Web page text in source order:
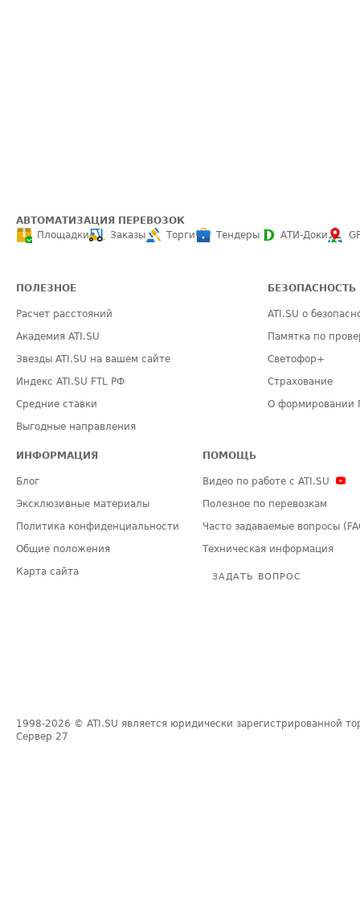
АВТОМАТИЗАЦИЯ ПЕРЕВОЗОК
Площадки
Заказы Торги Тендеры АТИ-Доки
ПОЛЕЗНОЕ
Расчет расстояний
Академия ATI.SU
Звезды ATI.SU на вашем сайте
Индекс ATI.SU FTL РФ
Средние ставки
Выгодные направления
БЕЗОПАСНОСТЬ
ATI.SU о
Памятка по
Светофор+
Страхование
О формировании
ИНФОРМАЦИЯ
Блог
Эксклюзивные материалы
Политика конфиденциальности
Общие положения
Карта сайта
ПОМОЩЬ
Видео по работе с ATI.SU
Полезное по перевозкам
Часто задаваемые вопросы
Техническая информация
ЗАДАТЬ ВОПРОС
1998-2026 © ATI.SU является юридически зарегистрированной
Сервер 27